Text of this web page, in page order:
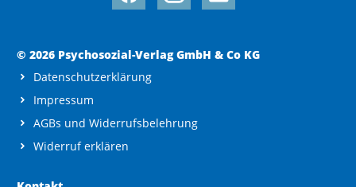
© 2026 Psychosozial-Verlag GmbH & Co KG
Datenschutzerklärung
Impressum
AGBs und Widerrufsbelehrung
Widerruf erklären